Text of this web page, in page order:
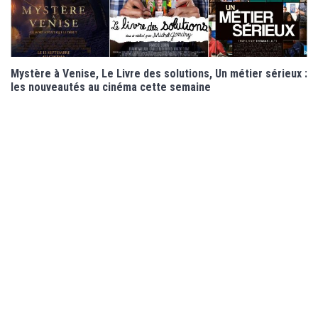
Mystère à Venise, Le Livre des solutions, Un métier sérieux :
les nouveautés au cinéma cette semaine